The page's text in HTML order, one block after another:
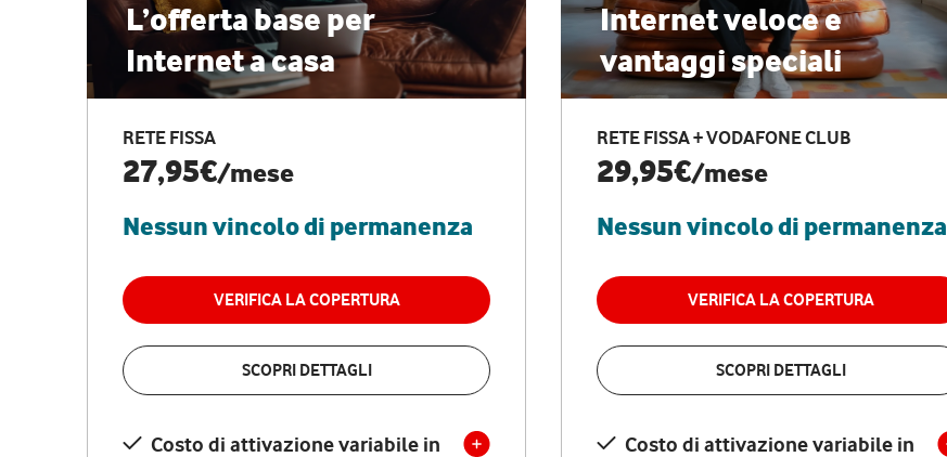
L’offerta base per
Internet a casa
RETE FISSA
27,95€/mese
Nessun vincolo di permanenza
VERIFICA LA COPERTURA
SCOPRI DETTAGLI
Costo di attivazione variabile in
Internet veloce e
vantaggi speciali
RETE FISSA + VODAFONE CLUB
29,95€/mese
Nessun vincolo di permanenza
VERIFICA LA COPERTURA
SCOPRI DETTAGLI
Costo di attivazione variabile in